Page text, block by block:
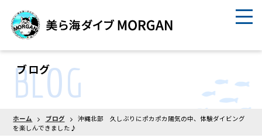
ブログ
BLOG
ホーム ブログ
沖縄北部 久しぶりにポカポカ陽気の中、体験ダイビング
を楽しんできました♪